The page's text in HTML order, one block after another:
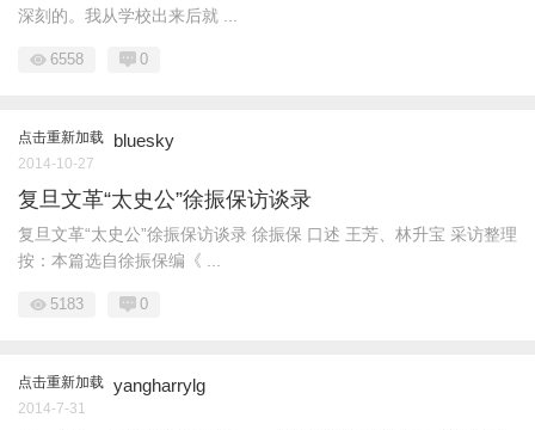
深刻的。我从学校出来后就 ...
6558 0
点击重新加载 bluesky
2014-10-27
复旦文革“太史公”徐振保访谈录
复旦文革“太史公”徐振保访谈录 徐振保 口述 王芳、林升宝 采访整理
按：本篇选自徐振保编《 ...
5183 0
点击重新加载 yangharrylg
2014-7-31